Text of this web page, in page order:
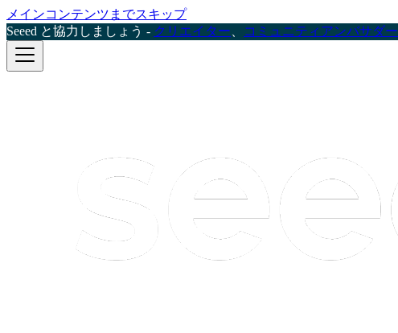
メインコンテンツまでスキップ
Seeed と協力しましょう - クリエイター コミュニティアンバサダー